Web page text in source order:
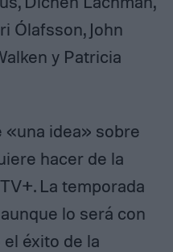
Ólafsson, John
y Patricia
«una idea» sobre
hacer de la
La temporada
lo será con
éxito de la